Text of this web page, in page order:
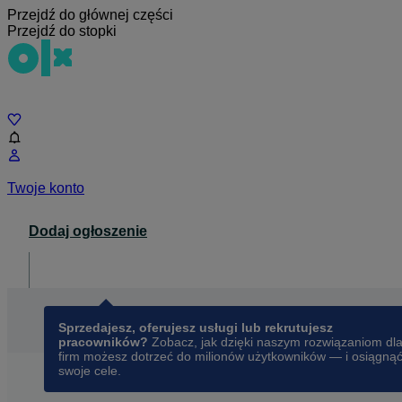
Przejdź do głównej części
Przejdź do stopki
Twoje konto
Dodaj ogłoszenie
Sprzedajesz, oferujesz usługi lub rekrutujesz
pracowników? Zobacz, jak dzięki naszym rozwiązaniom dla
firm możesz dotrzeć do milionów użytkowników — i osiągnąć
swoje cele.